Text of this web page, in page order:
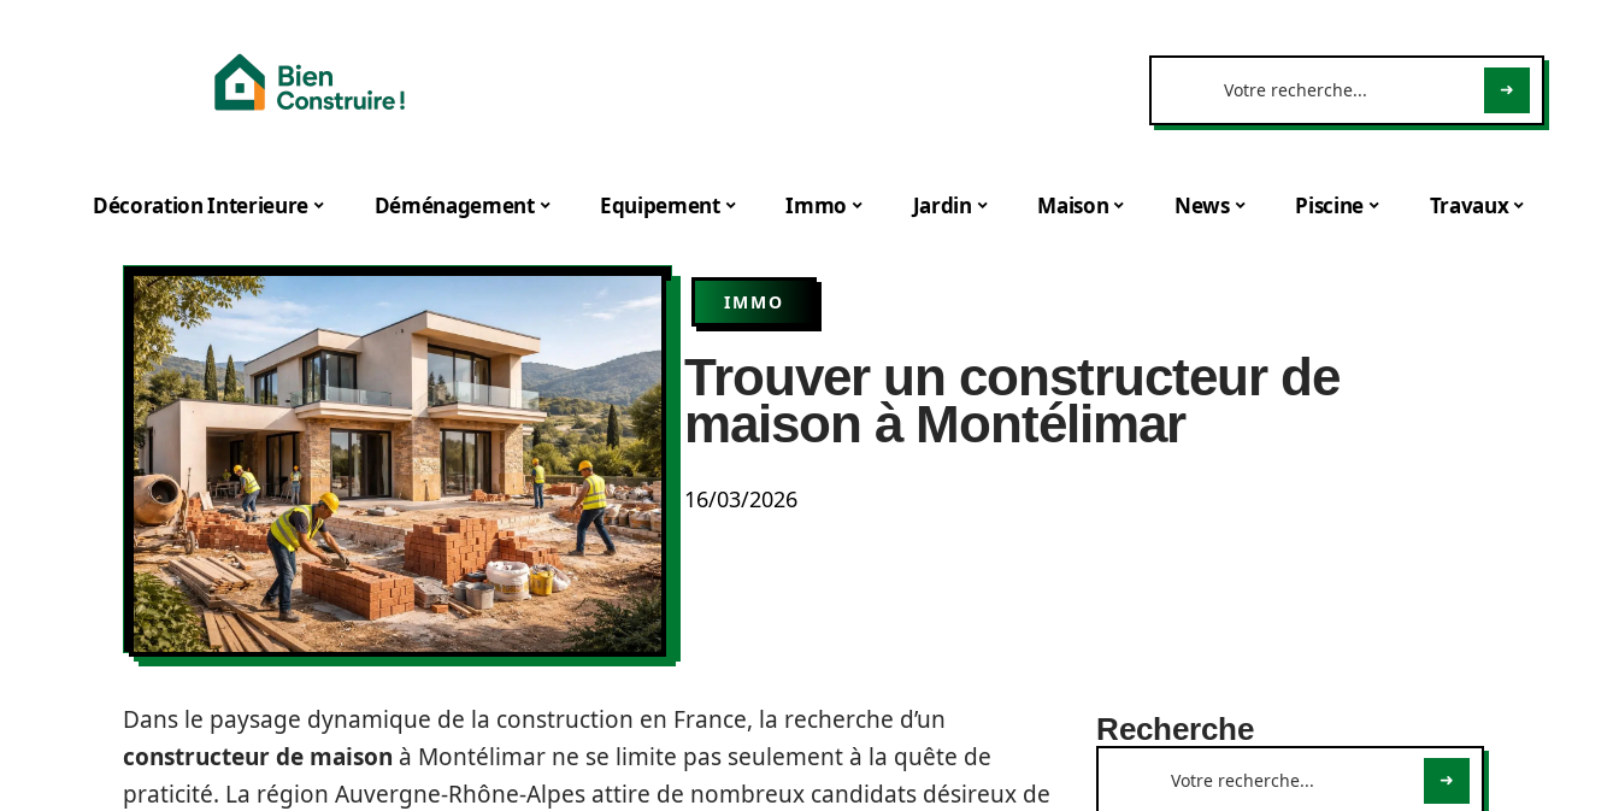
Décoration Interieure Déménagement Equipement Immo Jardin Maison News Piscine Travaux
IMMO
Trouver un constructeur de
maison à Montélimar
16/03/2026
Dans le paysage dynamique de la construction en France, la recherche d’un
constructeur de maison à Montélimar ne se limite pas seulement à la quête de
praticité. La région Auvergne-Rhône-Alpes attire de nombreux candidats désireux de
Recherche